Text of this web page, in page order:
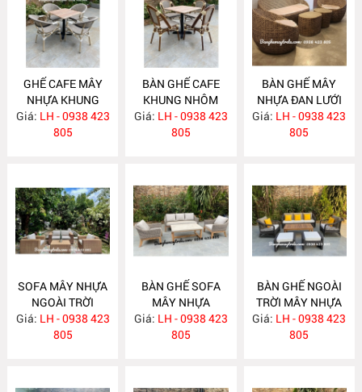
GHẾ CAFE MÂY
NHỰA KHUNG
NHÔM NH374
Giá: LH - 0938 423
805
BÀN GHẾ CAFE
KHUNG NHÔM
MÂY NHỰA
NH373
Giá: LH - 0938 423
805
BÀN GHẾ MÂY
NHỰA ĐAN LƯỚI
MẮT CÁO NH372
Giá: LH - 0938 423
805
SOFA MÂY NHỰA
NGOÀI TRỜI
NH371
Giá: LH - 0938 423
805
BÀN GHẾ SOFA
MÂY NHỰA
NH370
Giá: LH - 0938 423
805
BÀN GHẾ NGOÀI
TRỜI MÂY NHỰA
NH369
Giá: LH - 0938 423
805